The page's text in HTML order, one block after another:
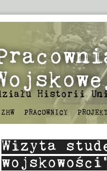
Historii
ZHW PRACOWNICY
Wizyta